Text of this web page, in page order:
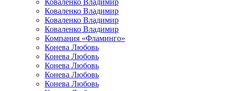
Коваленко Владимир
Коваленко Владимир
Коваленко Владимир
Компания «Фламинго»
Конева Любовь
Конева Любовь
Конева Любовь
Конева Любовь
Конева Любовь